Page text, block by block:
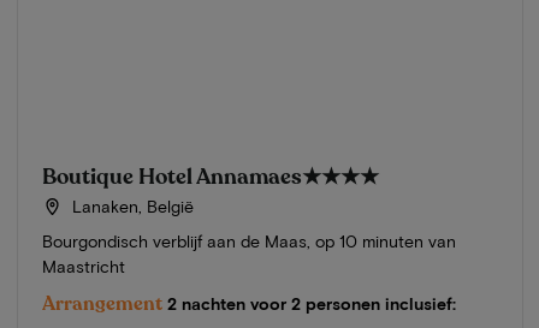
Boutique Hotel Annamaes★★★★
Lanaken, België
Bourgondisch verblijf aan de Maas, op 10 minuten van
Maastricht
Arrangement 2 nachten voor 2 personen inclusief: